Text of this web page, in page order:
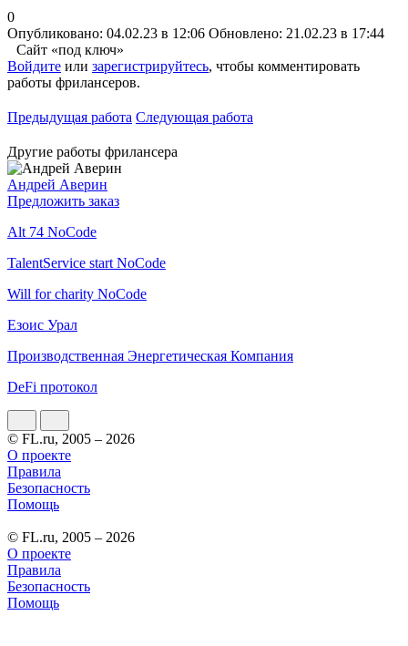
0
Опубликовано: 04.02.23 в 12:06 Обновлено: 21.02.23 в 17:44
Сайт «под ключ»
Войдите или зарегистрируйтесь, чтобы комментировать
работы фрилансеров.
Предыдущая работа Следующая работа
Другие работы фрилансера
Андрей Аверин
Предложить заказ
Alt 74 NoCode
TalentService start NoCode
Will for charity NoCode
Езоис Урал
Производственная Энергетическая Компания
DeFi протокол
© FL.ru, 2005 – 2026
О проекте
Правила
Безопасность
Помощь
© FL.ru, 2005 – 2026
О проекте
Правила
Безопасность
Помощь